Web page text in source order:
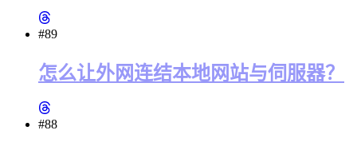
#89
怎么让外网连结本地网站与伺服器？
#88